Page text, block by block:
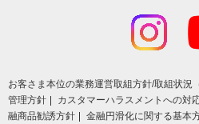
お客さま本位の業務運営取組⽅針/取組状況
管理方針
カスタマーハラスメントへの対
融商品勧誘方針
金融円滑化に関する基本